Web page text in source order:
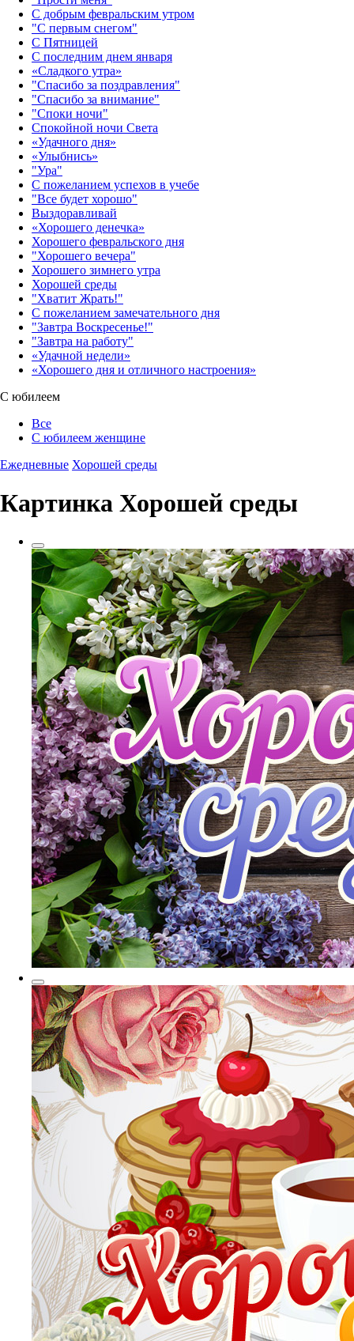
С добрым февральским утром
"С первым снегом"
С Пятницей
С последним днем января
«Сладкого утра»‎
"Спасибо за поздравления"
"Спасибо за внимание"
"Споки ночи"
Спокойной ночи Света
«Удачного дня»‎
«Улыбнись»‎
"Ура"
С пожеланием успехов в учебе
"Все будет хорошо"
Выздоравливай
«‎Хорошего денечка»‎
Хорошего февральского дня
"Хорошего вечера"
Хорошего зимнего утра
Хорошей среды
"Хватит Жрать!"
С пожеланием замечательного дня
"Завтра Воскресенье!"
"Завтра на работу"
«Удачной недели»‎
«Хорошего дня и отличного настроения»‎
С юбилеем
Все
С юбилеем женщине
Ежедневные Хорошей среды
Картинка Хорошей среды